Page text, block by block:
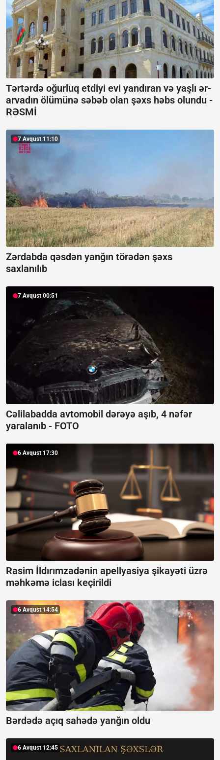
Tərtərdə oğurluq etdiyi evi yandıran və yaşlı ər-
arvadın ölümünə səbəb olan şəxs həbs olundu -
RƏSMİ
7 Avqust 11:10
Zərdabda qəsdən yanğın törədən şəxs
saxlanılıb
7 Avqust 00:51
Cəlilabadda avtomobil dərəyə aşıb, 4 nəfər
yaralanıb - FOTO
6 Avqust 17:30
Rasim İldırımzadənin apellyasiya şikayəti üzrə
məhkəmə iclası keçirildi
6 Avqust 14:54
Bərdədə açıq sahədə yanğın oldu
6 Avqust 12:45